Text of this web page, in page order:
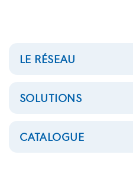
LE RÉSEAU
SOLUTIONS
CATALOGUE